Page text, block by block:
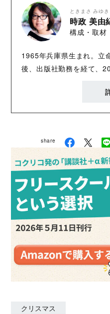
で販売している。著書に
らし 三角屋根の小さなお
時間』（オーバーラップ
ときまさ みゆき
時政 美由
構成・取材
1965年兵庫県生まれ。立
後、出版社勤務を経て、
で企画・編集した書籍・
新聞出版）。
share
クリスマス